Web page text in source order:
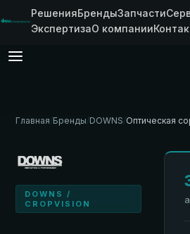
РешенияБрендыЗапчасти
ЭкспертизаО компании
Главная/Бренды/DOWNS/Оптическая
DOWNS /
CROPVISION